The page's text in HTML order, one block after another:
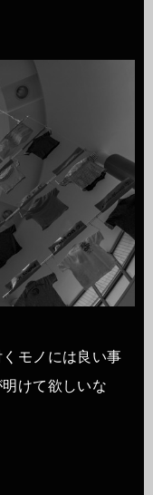
モノには良い事
けて欲しいな